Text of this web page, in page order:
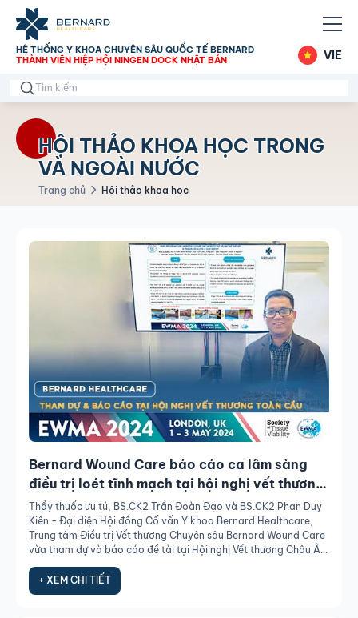
HỆ THỐNG Y KHOA CHUYÊN SÂU QUỐC TẾ BERNARD
THÀNH VIÊN HIỆP HỘI NINGEN DOCK NHẬT BẢN
VIE
HỘI THẢO KHOA HỌC TRONG
VÀ NGOÀI NƯỚC
Trang chủ Hội thảo khoa học
Bernard Wound Care báo cáo ca lâm sàng
điều trị loét tĩnh mạch tại hội nghị vết thương
EWMA 2024
Thầy thuốc ưu tú, BS.CK2 Trần Đoàn Đạo và BS.CK2 Phan Duy
Kiên - Đại diện Hội đồng Cố vấn Y khoa Bernard Healthcare,
Trung tâm Điều trị Vết thương Chuyên sâu Bernard Wound Care
vừa tham dự và báo cáo đề tài tại Hội nghị Vết thương Châu Âu
+ XEM CHI TIẾT